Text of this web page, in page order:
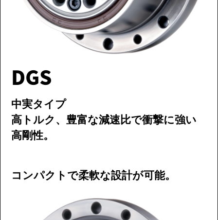
DGS
中実タイプ
高トルク、豊富な減速比で衝撃に強い
高剛性。
コンパクトで柔軟な設計が可能。